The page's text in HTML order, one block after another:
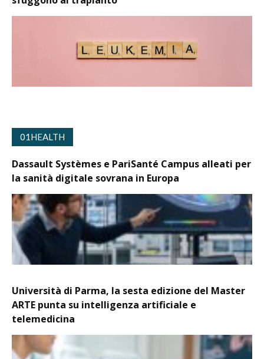
01HEALTH
Dassault Systèmes e PariSanté Campus alleati per
la sanità digitale sovrana in Europa
Università di Parma, la sesta edizione del Master
ARTE punta su intelligenza artificiale e
telemedicina